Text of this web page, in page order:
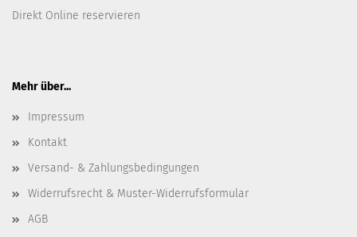
Direkt Online reservieren
Mehr über...
Impressum
Kontakt
Versand- & Zahlungsbedingungen
Widerrufsrecht & Muster-Widerrufsformular
AGB